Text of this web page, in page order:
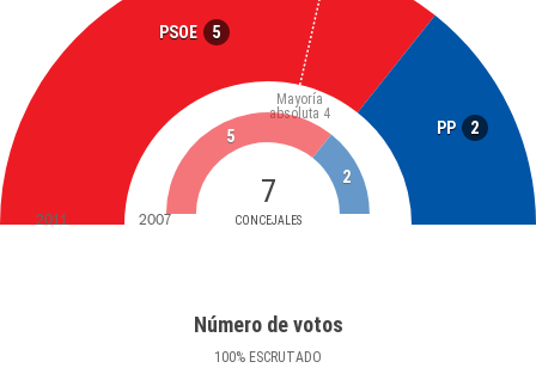
PSOE 5
PP 2
7
CONCEJALES
Mayoría
absoluta 4
5
2
2011 2007
Número de votos
100% ESCRUTADO